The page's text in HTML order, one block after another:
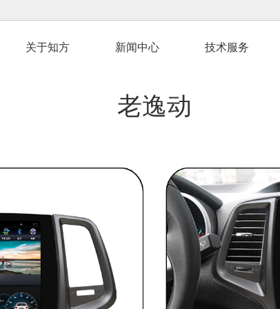
关于知方 新闻中心 技术服务
老逸动